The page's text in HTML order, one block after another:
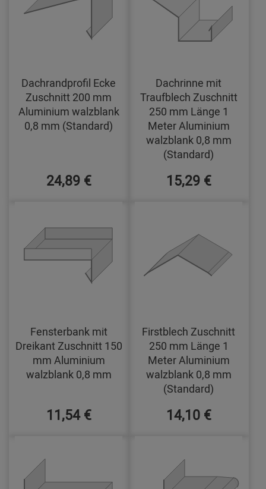
Dachrandprofil Ecke
Zuschnitt 200 mm
Aluminium walzblank
0,8 mm (Standard)
24,89 €
Dachrinne mit
Traufblech Zuschnitt
250 mm Länge 1
Meter Aluminium
walzblank 0,8 mm
(Standard)
15,29 €
Fensterbank mit
Dreikant Zuschnitt 150
mm Aluminium
walzblank 0,8 mm
11,54 €
Firstblech Zuschnitt
250 mm Länge 1
Meter Aluminium
walzblank 0,8 mm
(Standard)
14,10 €